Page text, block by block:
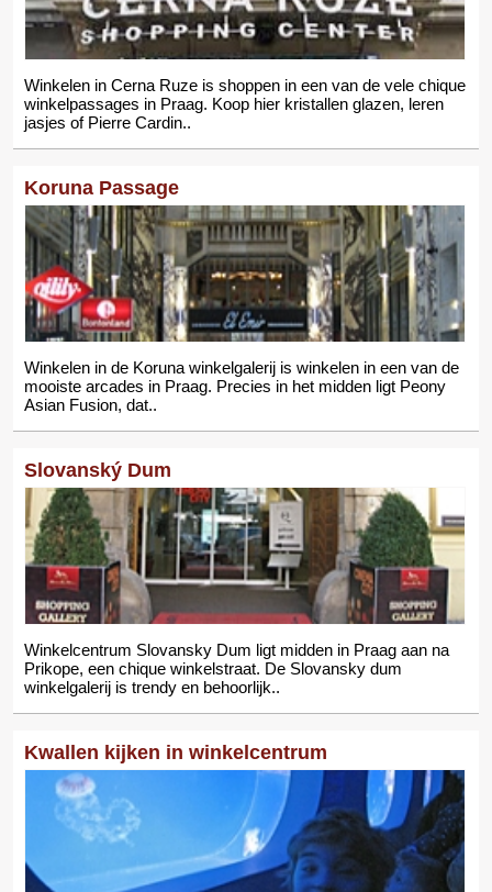
Winkelen in Cerna Ruze is shoppen in een van de vele chique
winkelpassages in Praag. Koop hier kristallen glazen, leren
jasjes of Pierre Cardin..
Koruna Passage
Winkelen in de Koruna winkelgalerij is winkelen in een van de
mooiste arcades in Praag. Precies in het midden ligt Peony
Asian Fusion, dat..
Slovanský Dum
Winkelcentrum Slovansky Dum ligt midden in Praag aan na
Prikope, een chique winkelstraat. De Slovansky dum
winkelgalerij is trendy en behoorlijk..
Kwallen kijken in winkelcentrum